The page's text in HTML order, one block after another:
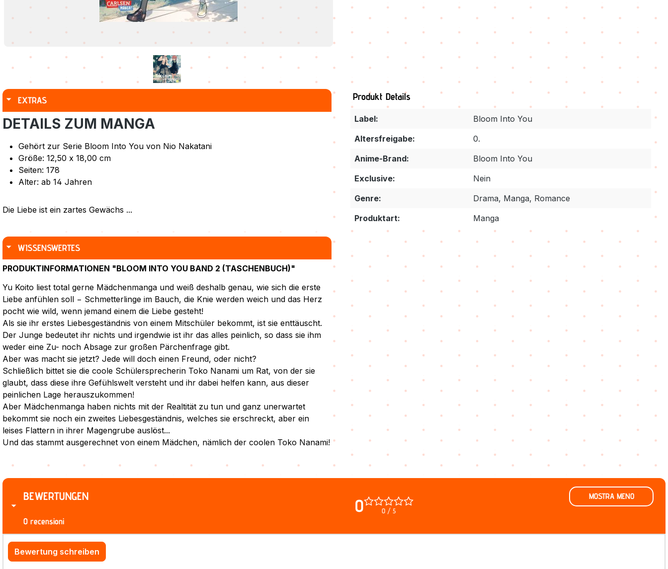
EXTRAS
DETAILS ZUM MANGA
Gehört zur Serie Bloom Into You von Nio Nakatani
Größe: 12,50 x 18,00 cm
Seiten: 178
Alter: ab 14 Jahren
Die Liebe ist ein zartes Gewächs ...
WISSENSWERTES
PRODUKTINFORMATIONEN "BLOOM INTO YOU BAND 2 (TASCHENBUCH)"
Yu Koito liest total gerne Mädchenmanga und weiß deshalb genau, wie sich die erste
Liebe anfühlen soll − Schmetterlinge im Bauch, die Knie werden weich und das Herz
pocht wie wild, wenn jemand einem die Liebe gesteht!
Als sie ihr erstes Liebesgeständnis von einem Mitschüler bekommt, ist sie enttäuscht.
Der Junge bedeutet ihr nichts und irgendwie ist ihr das alles peinlich, so dass sie ihm
weder eine Zu- noch Absage zur großen Pärchenfrage gibt.
Aber was macht sie jetzt? Jede will doch einen Freund, oder nicht?
Schließlich bittet sie die coole Schülersprecherin Toko Nanami um Rat, von der sie
glaubt, dass diese ihre Gefühlswelt versteht und ihr dabei helfen kann, aus dieser
peinlichen Lage herauszukommen!
Aber Mädchenmanga haben nichts mit der Realtität zu tun und ganz unerwartet
bekommt sie noch ein zweites Liebesgeständnis, welches sie erschreckt, aber ein
leises Flattern in ihrer Magengrube auslöst...
Und das stammt ausgerechnet von einem Mädchen, nämlich der coolen Toko Nanami!
Produkt Details
Label:
Bloom Into You
Altersfreigabe:
0.
Anime-Brand:
Bloom Into You
Exclusive:
Nein
Genre:
Drama, Manga, Romance
Produktart:
Manga
BEWERTUNGEN 0 0 / 5
0 recensioni
MOSTRA MENO
Bewertung schreiben